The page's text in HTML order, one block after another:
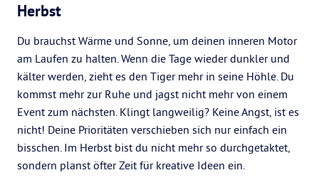
Herbst
Du brauchst Wärme und Sonne, um deinen inneren Motor
am Laufen zu halten. Wenn die Tage wieder dunkler und
kälter werden, zieht es den Tiger mehr in seine Höhle. Du
kommst mehr zur Ruhe und jagst nicht mehr von einem
Event zum nächsten. Klingt langweilig? Keine Angst, ist es
nicht! Deine Prioritäten verschieben sich nur einfach ein
bisschen. Im Herbst bist du nicht mehr so durchgetaktet,
sondern planst öfter Zeit für kreative Ideen ein.